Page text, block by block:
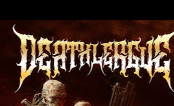
AGAINST PR DEATH LEAGUE INFERNO
METAL PAPY JEFF +
THEOGONIA RECORDS